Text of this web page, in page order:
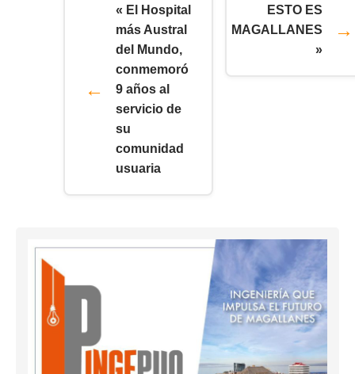
« El Hospital
más Austral
del Mundo,
conmemoró
9 años al
servicio de
su
comunidad
usuaria
ESTO ES
MAGALLANES
»